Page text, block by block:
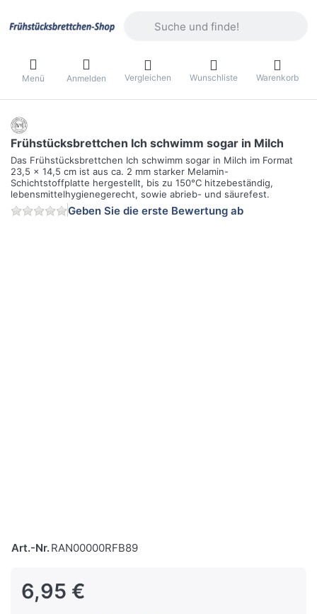
Menü Anmelden Vergleichen Wunschliste Warenkorb
Frühstücksbrettchen Ich schwimm sogar in Milch
Das Frühstücksbrettchen Ich schwimm sogar in Milch im Format
23,5 x 14,5 cm ist aus ca. 2 mm starker Melamin-
Schichtstoffplatte hergestellt, bis zu 150°C hitzebeständig,
lebensmittelhygienegerecht, sowie abrieb- und säurefest.
Geben Sie die erste Bewertung ab
Art.-Nr.RAN00000RFB89
6,95 €